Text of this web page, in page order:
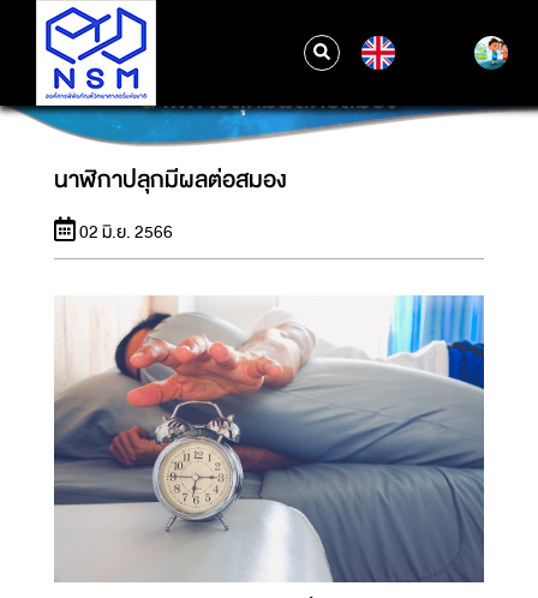
นาฬิกาปลุกมีผลต่อสมอง
นาฬิกาปลุกมีผลต่อสมอง
02 มิ.ย. 2566